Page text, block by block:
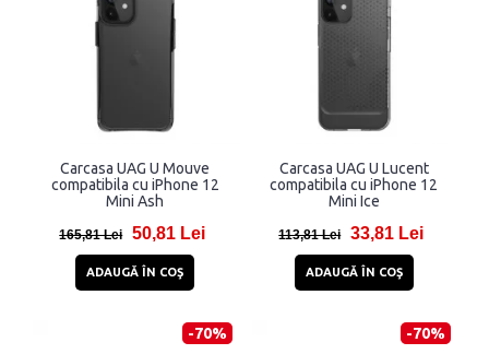
Carcasa UAG U Mouve
compatibila cu iPhone 12
Mini Ash
165,81 Lei 50,81 Lei
ADAUGĂ ÎN COŞ
Carcasa UAG U Lucent
compatibila cu iPhone 12
Mini Ice
113,81 Lei 33,81 Lei
ADAUGĂ ÎN COŞ
-70% -70%